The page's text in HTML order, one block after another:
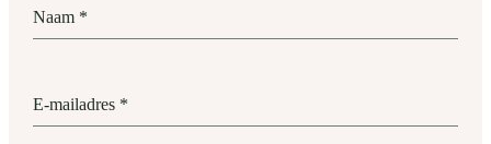
Naam *
E-mailadres *